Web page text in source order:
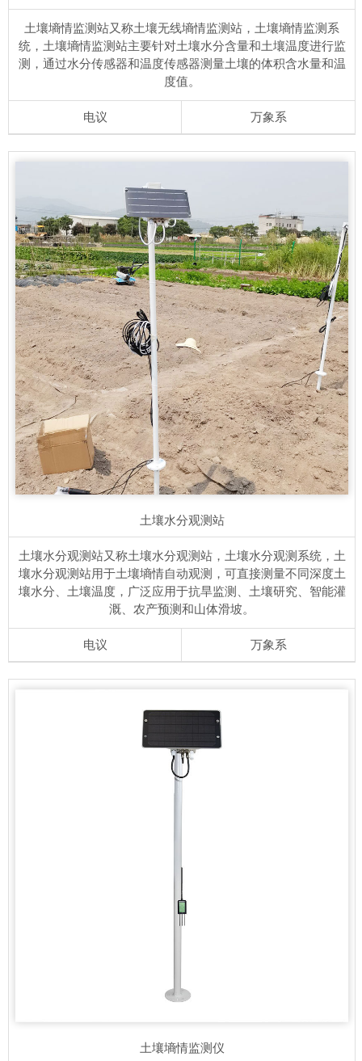
土壤墒情监测站又称土壤无线墒情监测站，土壤墒情监测系
统，土壤墒情监测站主要针对土壤水分含量和土壤温度进行监
测，通过水分传感器和温度传感器测量土壤的体积含水量和温
度值。
电议 万象系
土壤水分观测站
土壤水分观测站又称土壤水分观测站，土壤水分观测系统，土
壤水分观测站用于土壤墒情自动观测，可直接测量不同深度土
壤水分、土壤温度，广泛应用于抗旱监测、土壤研究、智能灌
溉、农产预测和山体滑坡。
电议 万象系
土壤墒情监测仪